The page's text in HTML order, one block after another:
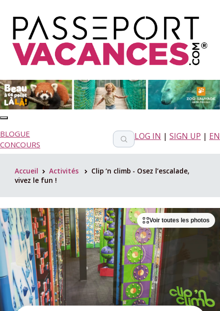
BLOGUE
CONCOURS
LOG IN | SIGN UP | EN
Accueil > Activités >
Clip ‘n climb - Osez l’escalade,
vivez le fun !
Voir toutes les photos